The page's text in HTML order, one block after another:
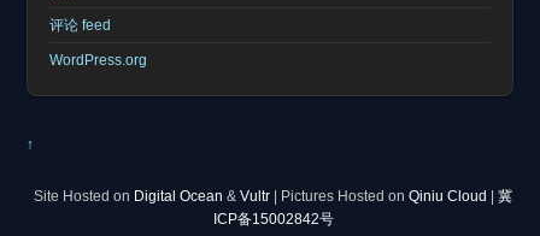
评论 feed
WordPress.org
↑
Site Hosted on Digital Ocean & Vultr | Pictures Hosted on Qiniu Cloud
冀
ICP备15002842号